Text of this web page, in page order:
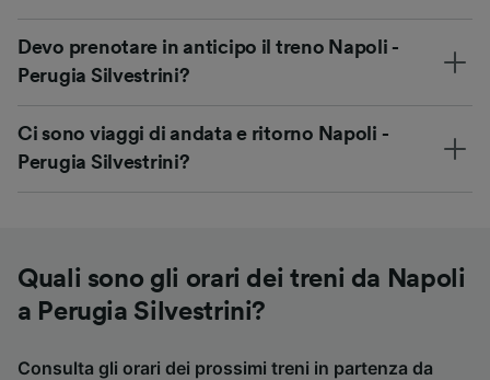
Devo prenotare in anticipo il treno Napoli -
Perugia Silvestrini?
Ci sono viaggi di andata e ritorno Napoli -
Perugia Silvestrini?
Quali sono gli orari dei treni da Napoli
a Perugia Silvestrini?
Consulta gli orari dei prossimi treni in partenza da